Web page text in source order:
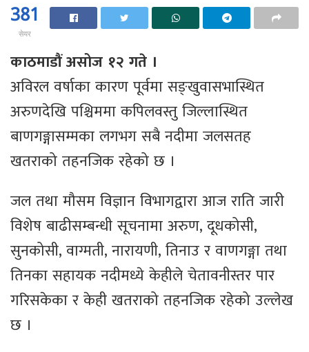
381
सेयर
काठमाडौं असोज १२ गते ।
अविरल वर्षाका कारण पूर्वमा सङ्खुवासभास्थित
अरुणदेखि पश्चिममा कपिलवस्तु जिल्लास्थित
बाणगङ्गासम्मका लगभग सबै नदीमा जलसतह
खतराको तहनजिक रहेको छ ।
जल तथा मौसम विज्ञान विभागद्वारा आज राति जारी
विशेष बाढीसम्बन्धी सूचनामा अरुण, दूधकोसी,
सुनकोसी, वाग्मती, नारायणी, तिनाउ र वाणगङ्गा तथा
तिनका सहायक नदीमध्ये केहीले चेतावनीस्तर पार
गरिसकेका र केही खतराको तहनजिक रहेको उल्लेख
छ ।